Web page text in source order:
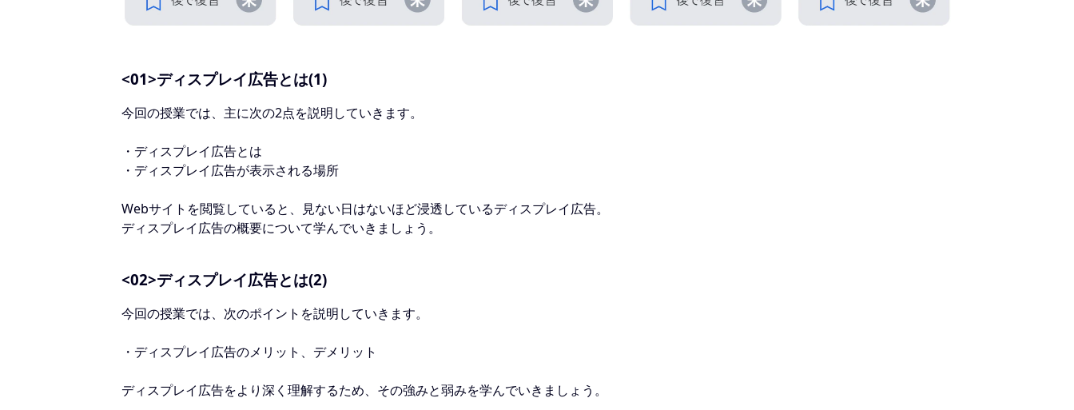
<01>ディスプレイ広告とは(1)
今回の授業では、主に次の2点を説明していきます。
・ディスプレイ広告とは
・ディスプレイ広告が表示される場所
Webサイトを閲覧していると、見ない日はないほど浸透しているディスプレイ広告。
ディスプレイ広告の概要について学んでいきましょう。
<02>ディスプレイ広告とは(2)
今回の授業では、次のポイントを説明していきます。
・ディスプレイ広告のメリット、デメリット
ディスプレイ広告をより深く理解するため、その強みと弱みを学んでいきましょう。